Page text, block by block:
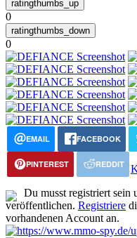
0
0
EMAIL FACEBOOK
PINTEREST REDDIT
Du musst registriert sein
veröffentlichen. Registriere
vorhandenen Account an.